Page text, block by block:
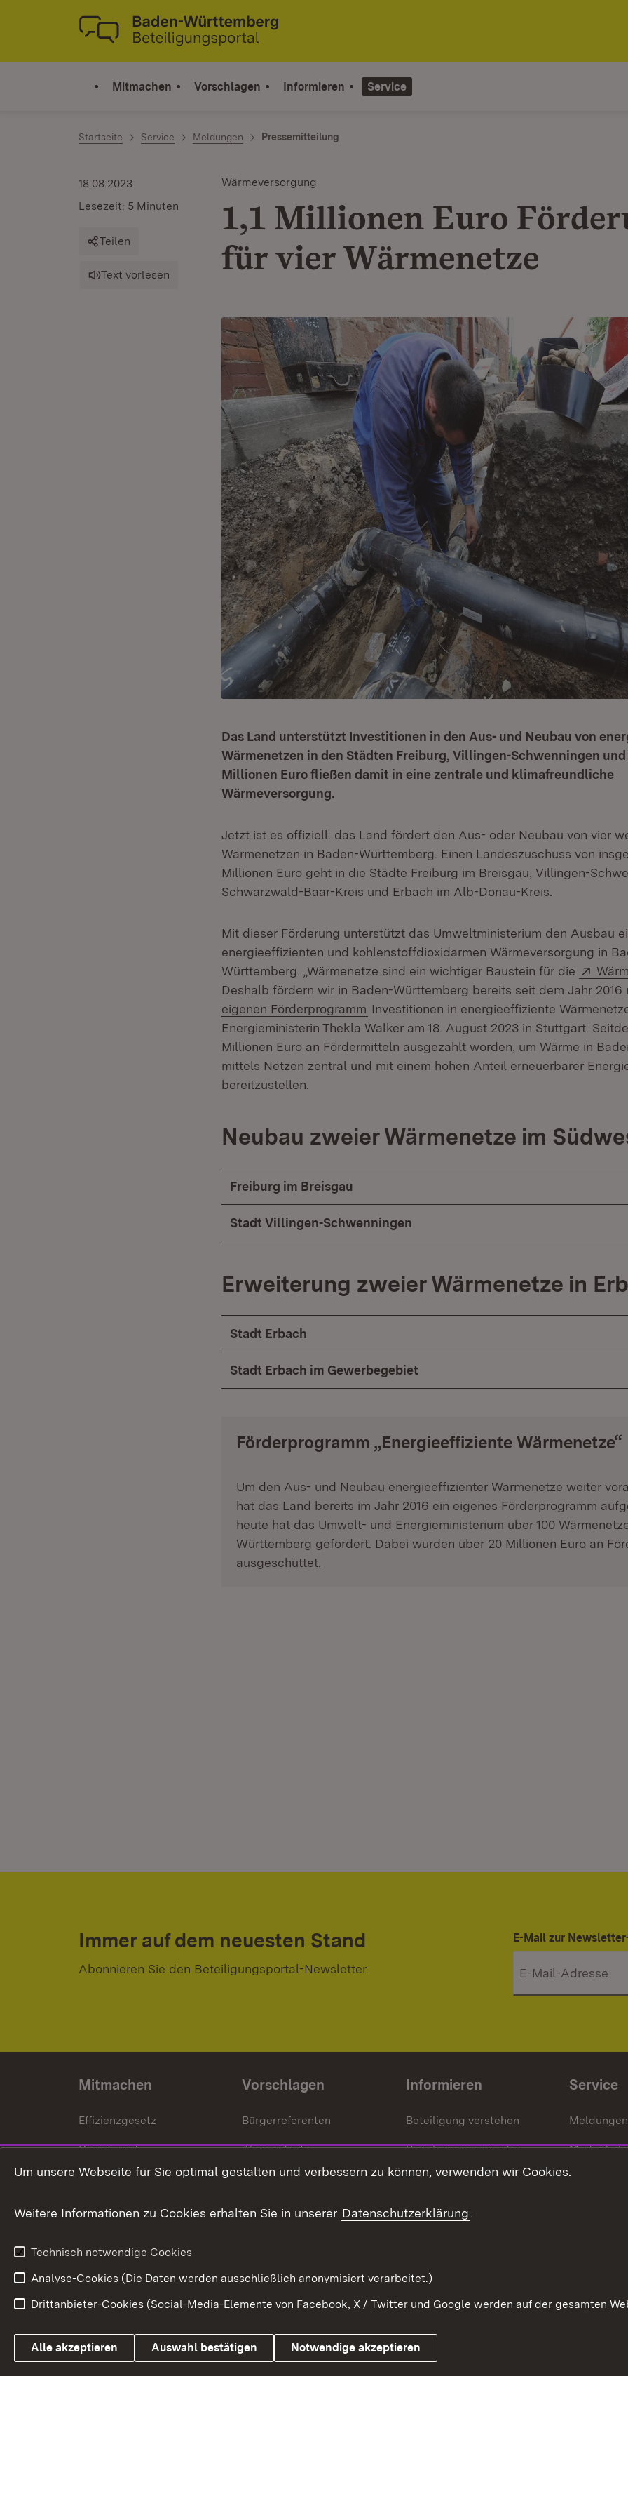
Zum Inhalt springen
Link zur Startseite
Mitmachen Vorschlagen Informieren Service
Startseite Service Meldungen Pressemitteilung
Wärmeversorgung
1,1 Millionen Euro
für vier Wärmenetze
18.08.2023
Lesezeit: 5 Minuten
Teilen
Text vorlesen
Das Land unterstützt Investitionen in den Aus- und Neubau von
Wärmenetzen in den Städten Freiburg, Villingen-Schwenningen und
Millionen Euro fließen damit in eine zentrale und klimafreundliche
Wärmeversorgung.
Jetzt ist es offiziell: das Land fördert den Aus- oder Neubau von vier
Wärmenetzen in Baden-Württemberg. Einen Landeszuschuss von
Millionen Euro geht in die Städte Freiburg im Breisgau, Villingen-
Schwarzwald-Baar-Kreis und Erbach im Alb-Donau-Kreis.
Mit dieser Förderung unterstützt das Umweltministerium den Ausbau
energieeffizienten und kohlenstoffdioxidarmen Wärmeversorgung in
Württemberg. „Wärmenetze sind ein wichtiger Baustein für die
Deshalb fördern wir in Baden-Württemberg bereits seit dem Jahr 2016
eigenen Förderprogramm (Öffnet in neuem Fenster)
Investitionen in energieeffiziente
Energieministerin Thekla Walker am 18. August 2023 in Stuttgart.
Millionen Euro an Fördermitteln ausgezahlt worden, um Wärme in
mittels Netzen zentral und mit einem hohen Anteil erneuerbarer
bereitzustellen.
Neubau zweier Wärmenetze im
Freiburg im Breisgau
Stadt Villingen-Schwenningen
Erweiterung zweier Wärmenetze in
Stadt Erbach
Stadt Erbach im Gewerbegebiet
Förderprogramm „Energieeffiziente Wärmenetze“
Um den Aus- und Neubau energieeffizienter Wärmenetze weiter
hat das Land bereits im Jahr 2016 ein eigenes Förderprogramm
heute hat das Umwelt- und Energieministerium über 100
Württemberg gefördert. Dabei wurden über 20 Millionen Euro an
ausgeschüttet.
Immer auf dem neuesten Stand
Abonnieren Sie den Beteiligungsportal-Newsletter.
E-Mail zur
Mitmachen
Effizienzgesetz
Dienst- und
Versorgungsbezüge
Weitere
Vorschlagen
Bürgerreferenten
Abgeordnete
Bürgerbeauftragte
Informieren
Beteiligung verstehen
Beteiligung anwenden
Beteiligung stärken
Service
Meldungen
Mediathek
Link zum Landesportal
Impressum Kontakt
Um unsere Webseite für Sie optimal gestalten und verbessern zu können, verwenden wir Cookies.
Weitere Informationen zu Cookies erhalten Sie in unserer Datenschutzerklärung.
Technisch notwendige Cookies
Analyse-Cookies (Die Daten werden ausschließlich anonymisiert verarbeitet.)
Drittanbieter-Cookies (Social-Media-Elemente von Facebook, X / Twitter und Google werden auf der gesamten
Alle akzeptieren Auswahl bestätigen Notwendige akzeptieren